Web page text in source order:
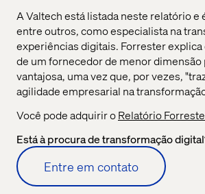
A Valtech está listada neste relatório e
entre outros, como especialista na
experiências digitais. Forrester explica
de um fornecedor de menor dimensão
vantajosa, uma vez que, por vezes,
agilidade empresarial na
Você pode adquirir oRelatório
Está à procura de transformação
Entre em contato